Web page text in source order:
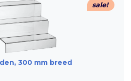
300 mm breed
sale!